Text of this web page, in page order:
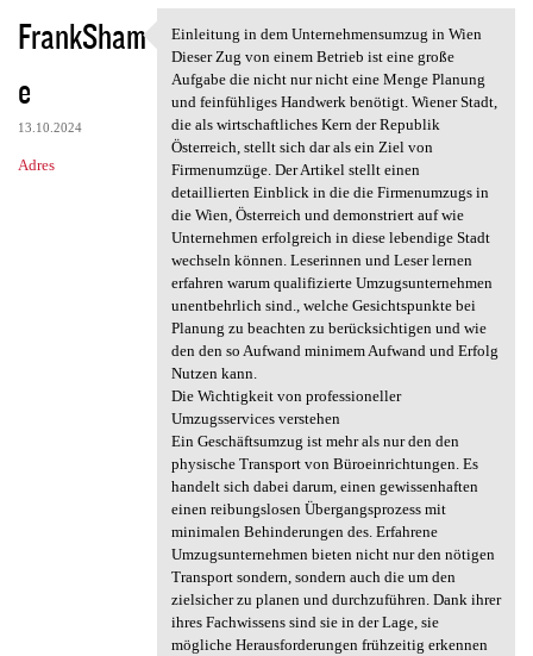
FrankSham
e
13.10.2024
Adres
Einleitung in dem
Einleitung in dem Unternehmensumzug in Wien
Dieser Zug von einem Betrieb ist eine große
Aufgabe die nicht nur nicht eine Menge Planung
und feinfühliges Handwerk benötigt. Wiener Stadt,
die als wirtschaftliches Kern der Republik
Österreich, stellt sich dar als ein Ziel von
Firmenumzüge. Der Artikel stellt einen
detaillierten Einblick in die die Firmenumzugs in
die Wien, Österreich und demonstriert auf wie
Unternehmen erfolgreich in diese lebendige Stadt
wechseln können. Leserinnen und Leser lernen
erfahren warum qualifizierte Umzugsunternehmen
unentbehrlich sind., welche Gesichtspunkte bei
Planung zu beachten zu berücksichtigen und wie
den den so Aufwand minimem Aufwand und Erfolg
Nutzen kann.
Die Wichtigkeit von professioneller
Umzugsservices verstehen
Ein Geschäftsumzug ist mehr als nur den den
physische Transport von Büroeinrichtungen. Es
handelt sich dabei darum, einen gewissenhaften
einen reibungslosen Übergangsprozess mit
minimalen Behinderungen des. Erfahrene
Umzugsunternehmen bieten nicht nur den nötigen
Transport sondern, sondern auch die um den
zielsicher zu planen und durchzuführen. Dank ihrer
ihres Fachwissens sind sie in der Lage, sie
mögliche Herausforderungen frühzeitig erkennen